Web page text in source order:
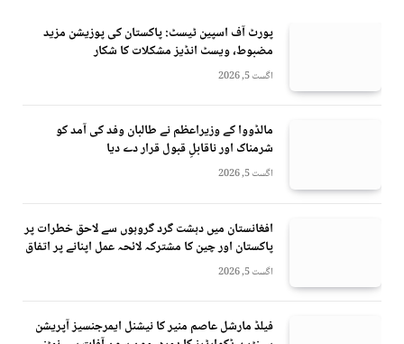
پورٹ آف اسپین ٹیسٹ: پاکستان کی پوزیشن مزید
مضبوط، ویسٹ انڈیز مشکلات کا شکار
اگست 5, 2026
مالڈووا کے وزیراعظم نے طالبان وفد کی آمد کو
شرمناک اور ناقابلِ قبول قرار دے دیا
اگست 5, 2026
افغانستان میں دہشت گرد گروہوں سے لاحق خطرات پر
پاکستان اور چین کا مشترکہ لائحہ عمل اپنانے پر اتفاق
اگست 5, 2026
فیلڈ مارشل عاصم منیر کا نیشنل ایمرجنسیز آپریشن